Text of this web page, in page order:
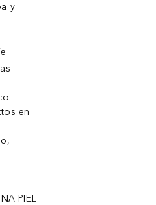
y
en
PIEL